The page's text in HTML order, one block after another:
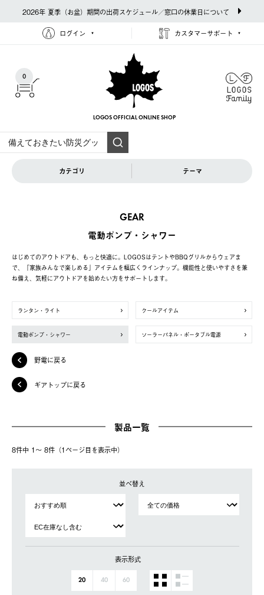
2026年 夏季（お盆）期間の出荷スケジュール／窓口の休業日について
ログイン カスタマーサポート
0
LOGOS OFFICIAL ONLINE SHOP
カテゴリ テーマ
GEAR
電動ポンプ・シャワー
はじめてのアウトドアも、もっと快適に。LOGOSはテントやBBQグリルからウェアま
で、「家族みんなで楽しめる」アイテムを幅広くラインナップ。機能性と使いやすさを兼
ね備え、気軽にアウトドアを始めたい方をサポートします。
ランタン・ライト クールアイテム
電動ポンプ・シャワー ソーラーパネル・ポータブル電源
野電に戻る
ギアトップに戻る
製品一覧
8件中 1〜 8件（1ページ⽬を表⽰中）
並べ替え
表示形式
20 40 60